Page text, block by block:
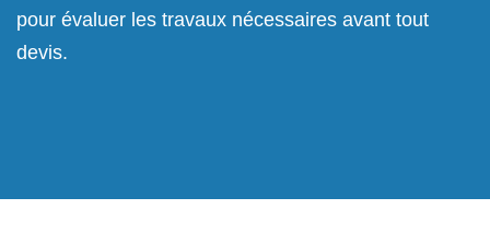
pour évaluer les travaux nécessaires avant tout
devis.